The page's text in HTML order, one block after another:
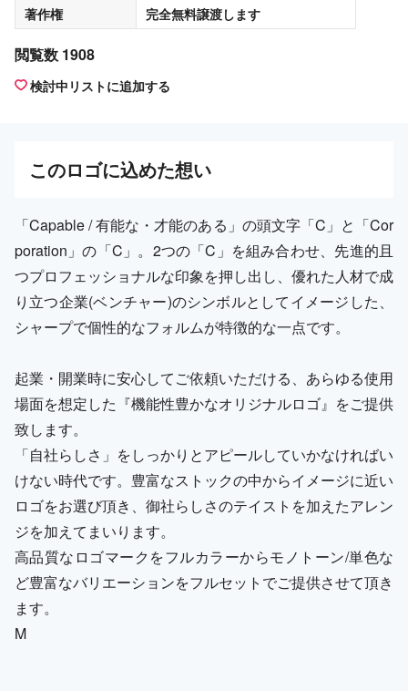
著作権
完全無料譲渡します
閲覧数 1908
検討中リストに追加する
このロゴに込めた想い
「Capable / 有能な・才能のある」の頭文字「C」と「Cor
poration」の「C」。2つの「C」を組み合わせ、先進的且
つプロフェッショナルな印象を押し出し、優れた人材で成
り立つ企業(ベンチャー)のシンボルとしてイメージした、
シャープで個性的なフォルムが特徴的な一点です。
起業・開業時に安心してご依頼いただける、あらゆる使用
場面を想定した『機能性豊かなオリジナルロゴ』をご提供
致します。
「自社らしさ」をしっかりとアピールしていかなければい
けない時代です。豊富なストックの中からイメージに近い
ロゴをお選び頂き、御社らしさのテイストを加えたアレン
ジを加えてまいります。
高品質なロゴマークをフルカラーからモノトーン/単色な
ど豊富なバリエーションをフルセットでご提供させて頂き
ます。
M